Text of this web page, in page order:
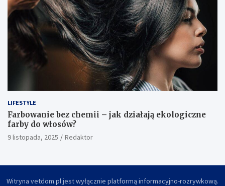
LIFESTYLE
Farbowanie bez chemii – jak działają ekologiczne
farby do włosów?
9 listopada, 2025 Redaktor
Witryna vetdom.pl jest wyłącznie platformą informacyjno-rozrywkową.